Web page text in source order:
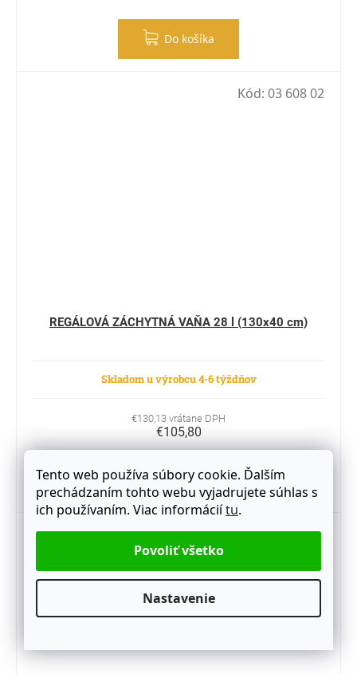
Tento web používa súbory cookie. Ďalším
prechádzaním tohto webu vyjadrujete súhlas s
ich používaním. Viac informáciítu.
Nastavenie
Do košíka
REGÁLOVÁ ZÁCHYTNÁ VAŇA 28 l (130x40 cm)
Skladom u výrobcu 4-6 týždňov
€130,13 vrátane DPH
€105,80
Do košíka
Kód: 03 608 02
Kód:03 608 03